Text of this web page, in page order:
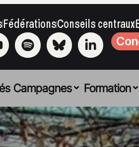
FédérationsConseils centraux
Campagnes Formation